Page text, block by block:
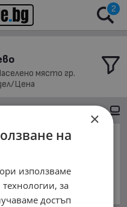
2
място гр.
Цена
Големи снимки
лв.
Дизелов
Царево
×
на
използваме
за
достъп